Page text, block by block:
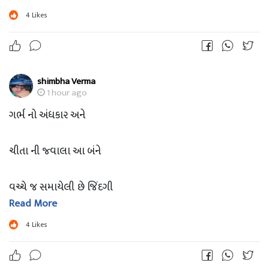
4Likes
shimbha Verma
1 hour ago
ગર્ભ નો અંધકાર અને
ચીતા ની જ્વાલા આ બંને
વચ્ચે જ સમાયેલી છે જિંદગી
છતાં પણ શા માટે રચે છે માણસ
મૃગજળ માં સંબંધો ના
Read More
4Likes